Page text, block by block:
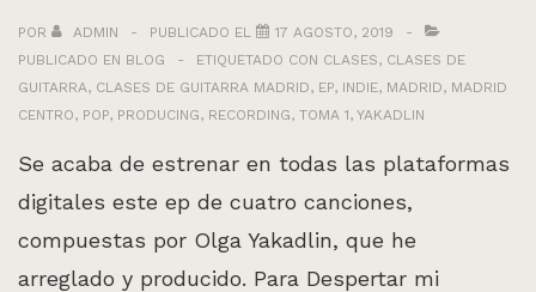
POR ADMIN PUBLICADO EL
17 AGOSTO, 2019
PUBLICADO EN BLOG ETIQUETADO CON CLASES, CLASES DE
GUITARRA, CLASES DE GUITARRA MADRID, EP, INDIE, MADRID, MADRID
CENTRO, POP, PRODUCING, RECORDING, TOMA 1, YAKADLIN
Se acaba de estrenar en todas las plataformas
digitales este ep de cuatro canciones,
compuestas por Olga Yakadlin, que he
arreglado y producido. Para Despertar mi